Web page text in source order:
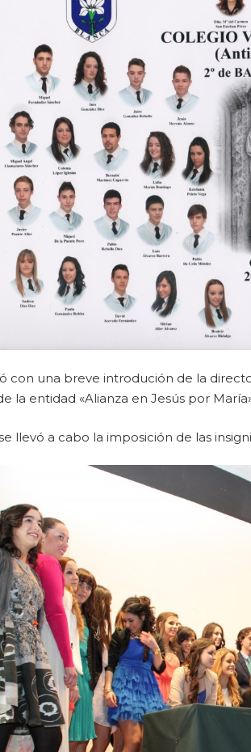
con una breve introdución de la
la entidad «Alianza en Jesús por
llevó a cabo la imposición de las